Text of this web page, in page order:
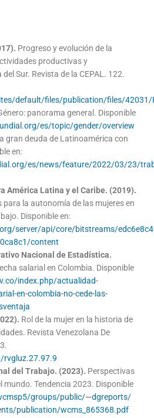
Progreso y evolución de la
productivas y
Sur. Revista de la CEPAL. 122.
default/files/publication/files/42031/
panorama general. Disponible
es/topic/gender/overview
gran deuda de Latinoamérica con
en:
es/news/feature/2022/03/23/
América Latina y el Caribe. (2019).
la autonomía de las mujeres en
Disponible en:
server/api/core/bitstreams/
content
Nacional de Estadística.
salarial en Colombia. Disponible
index.php/actualidad-
en-colombia-no-cede-las-
Rol de la mujer en la historia de
Revista Venezolana De
del Trabajo. (2023). Perspectivas
mundo. Tendencia 2023. Disponible
groups/public/—dgreports/
publication/wcms_865368.pdf